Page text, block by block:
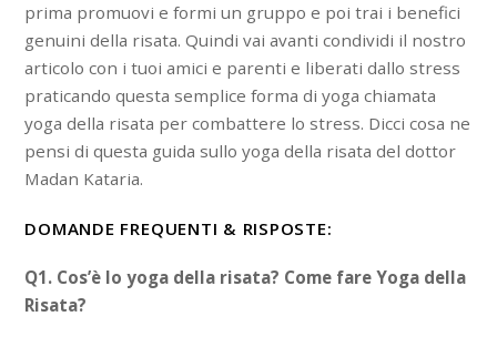
prima promuovi e formi un gruppo e poi trai i benefici
genuini della risata. Quindi vai avanti condividi il nostro
articolo con i tuoi amici e parenti e liberati dallo stress
praticando questa semplice forma di yoga chiamata
yoga della risata per combattere lo stress. Dicci cosa ne
pensi di questa guida sullo yoga della risata del dottor
Madan Kataria.
DOMANDE FREQUENTI & RISPOSTE:
Q1. Cos’è lo yoga della risata? Come fare Yoga della
Risata?